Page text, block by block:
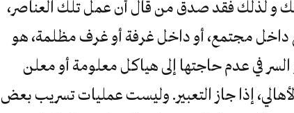
و لذلك فقد صدق من قال أن عمل تلك العناصر،
داخل مجتمع، أو داخل غرفة أو غرف مظلمة، هو
في عدم حاجتها إلى هياكل معلومة أو معلن
إذا جاز التعبير. وليست عمليات تسريب بعض